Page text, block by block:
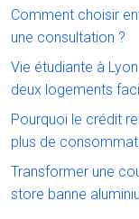
Comment choisir
une consultation ?
Vie étudiante à
deux logements
Pourquoi le crédit
plus de
Transformer une
store banne